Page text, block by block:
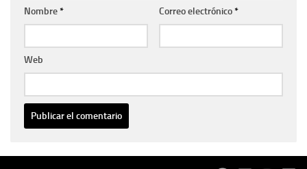
Nombre* Correo electrónico*
Web